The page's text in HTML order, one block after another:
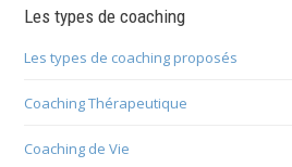
Les types de coaching
Les types de coaching proposés
Coaching Thérapeutique
Coaching de Vie